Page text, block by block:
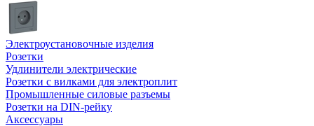
Электроустановочные изделия
Розетки
Удлинители электрические
Розетки с вилками для электроплит
Промышленные силовые разъемы
Розетки на DIN-рейку
Аксессуары